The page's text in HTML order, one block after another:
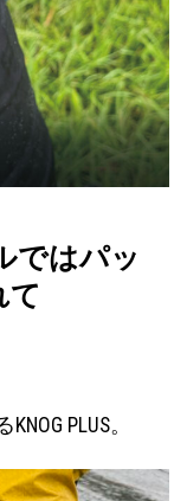
ではパッ
て
PLUS。